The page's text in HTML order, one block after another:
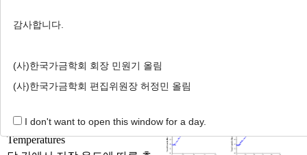
HTML PDF
Development and Validation of a
Predictive Growth Model for Total
Under Various Storage
Temperatures
감사합니다.
(사)한국가금학회 회장 민원기 올림
(사)한국가금학회 편집위원장 허정민 올림
I don't want to open this window for a day.